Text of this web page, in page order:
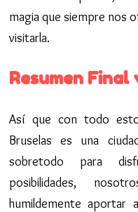
magia que siempre nos
visitarla.
Resumen
Así que con todo
Bruselas es una
sobretodo para
posibilidades,
humildemente aportar